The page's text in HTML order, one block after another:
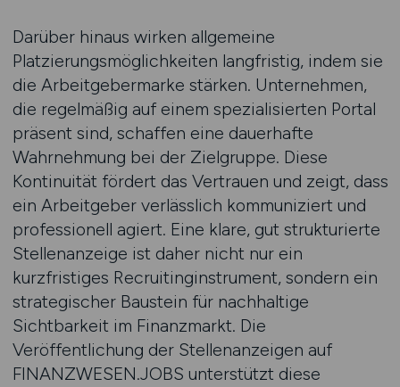
Darüber hinaus wirken allgemeine
Platzierungsmöglichkeiten langfristig, indem sie
die Arbeitgebermarke stärken. Unternehmen,
die regelmäßig auf einem spezialisierten Portal
präsent sind, schaffen eine dauerhafte
Wahrnehmung bei der Zielgruppe. Diese
Kontinuität fördert das Vertrauen und zeigt, dass
ein Arbeitgeber verlässlich kommuniziert und
professionell agiert. Eine klare, gut strukturierte
Stellenanzeige ist daher nicht nur ein
kurzfristiges Recruitinginstrument, sondern ein
strategischer Baustein für nachhaltige
Sichtbarkeit im Finanzmarkt. Die
Veröffentlichung der Stellenanzeigen auf
FINANZWESEN.JOBS unterstützt diese